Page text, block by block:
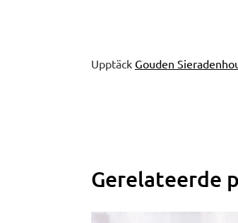
Upptäck Gouden
Gerelateerde